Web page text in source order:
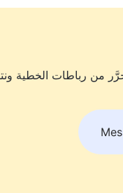
من رباطات الخطية